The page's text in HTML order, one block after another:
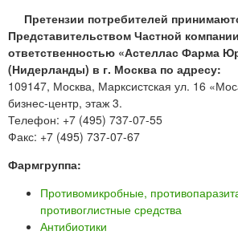
Претензии потребителей
Представительством Частной
ответственностью «Астеллас Фарма
(Нидерланды) в г. Москва по адресу:
109147, Москва, Марксистская ул. 16
бизнес-центр, этаж 3.
Телефон: +7 (495) 737-07-55
Факс: +7 (495) 737-07-67
Фармгруппа:
Противомикробные,
противоглистные средства
Антибиотики